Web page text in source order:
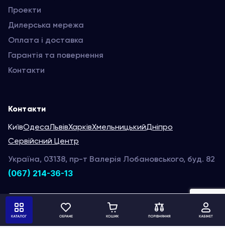
Проекти
Дилерська мережа
Оплата і доставка
Гарантія та повернення
Контакти
Контакти
КиївОдесаЛьвівХарківХмельницькийДніпро
Сервійсний Центр
Україна, 03138, пр-т Валерія Лобановського, буд. 82
(067) 214-36-13
Написати нам